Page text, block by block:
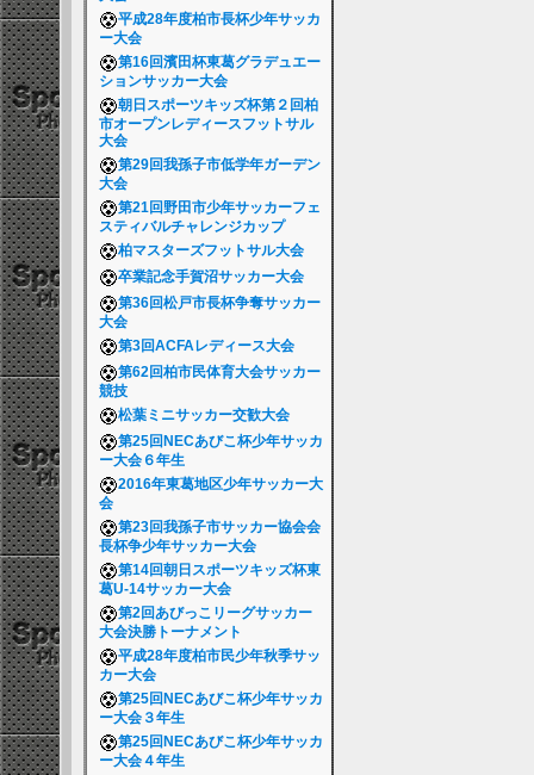
平成28年度柏市長杯少年サッカ
ー大会
第16回濱田杯東葛グラデュエー
ションサッカー大会
朝日スポーツキッズ杯第２回柏
市オープンレディースフットサル
大会
第29回我孫子市低学年ガーデン
大会
第21回野田市少年サッカーフェ
スティバルチャレンジカップ
柏マスターズフットサル大会
卒業記念手賀沼サッカー大会
第36回松戸市長杯争奪サッカー
大会
第3回ACFAレディース大会
第62回柏市民体育大会サッカー
競技
松葉ミニサッカー交歓大会
第25回NECあびこ杯少年サッカ
ー大会６年生
2016年東葛地区少年サッカー大
会
第23回我孫子市サッカー協会会
長杯争少年サッカー大会
第14回朝日スポーツキッズ杯東
葛U-14サッカー大会
第2回あびっこリーグサッカー
大会決勝トーナメント
平成28年度柏市民少年秋季サッ
カー大会
第25回NECあびこ杯少年サッカ
ー大会３年生
第25回NECあびこ杯少年サッカ
ー大会４年生